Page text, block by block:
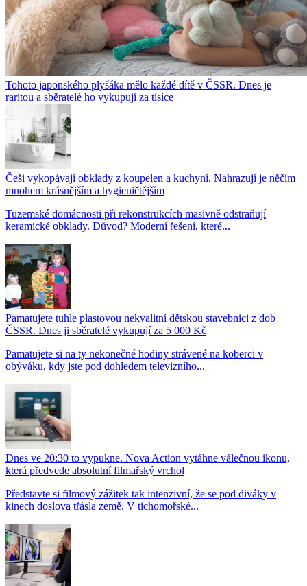
Tohoto japonského plyšáka mělo každé dítě v ČSSR. Dnes je
raritou a sběratelé ho vykupují za tisíce
Češi vykopávají obklady z koupelen a kuchyní. Nahrazují je něčím
mnohem krásnějším a hygieničtějším
Tuzemské domácnosti při rekonstrukcích masivně odstraňují
keramické obklady. Důvod? Moderní řešení, které...
Pamatujete tuhle plastovou nekvalitní dětskou stavebnici z dob
ČSSR. Dnes ji sběratelé vykupují za 5 000 Kč
Pamatujete si na ty nekonečné hodiny strávené na koberci v
obýváku, kdy jste pod dohledem televizního...
Dnes ve 20:30 to vypukne. Nova Action vytáhne válečnou ikonu,
která předvede absolutní filmařský vrchol
Představte si filmový zážitek tak intenzivní, že se pod diváky v
kinech doslova třásla země. V tichomořské...